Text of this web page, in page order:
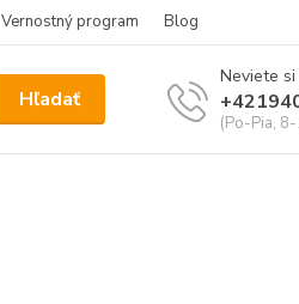
Vernostný program Blog
Hľadať
Neviete
(Po-Pia,